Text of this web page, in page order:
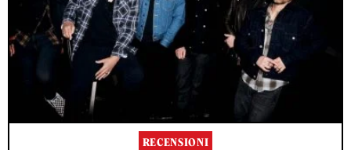
RECENSIONI